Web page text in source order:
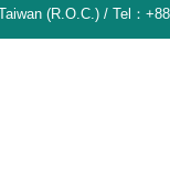
(R.O.C.) / Tel：